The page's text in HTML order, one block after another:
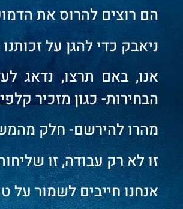
הם רוצים להרוס את
ניאבק כדי להגן על
אנו, באם תרצו, נדאג
הבחירות- כגון מזכיר
מהרו להירשם- חלק
זו לא רק עבודה, זו
אנחנו חייבים לשמור על